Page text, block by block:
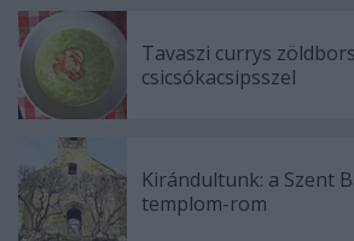
Tavaszi currys
csicsókacsipsszel
Kirándultunk: a Szent
templom-rom